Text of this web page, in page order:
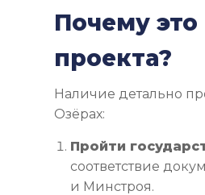
Почему
проекта?
Наличие детально
Озёрах:
Пройти
соответствие
и Минстроя.